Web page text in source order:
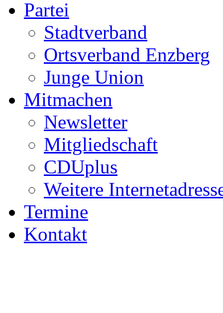
Partei
Stadtverband
Ortsverband Enzberg
Junge Union
Mitmachen
Newsletter
Mitgliedschaft
CDUplus
Weitere
Termine
Kontakt